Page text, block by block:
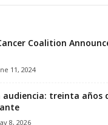
Coalition
11, 2024
treinta años
8, 2026